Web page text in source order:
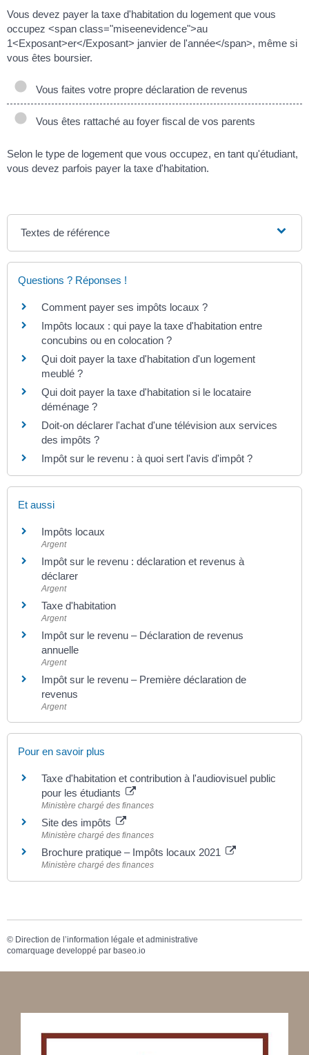
Vous devez payer la taxe d'habitation du logement que vous
occupez <span class="miseenevidence">au
1<Exposant>er</Exposant> janvier de l'année</span>, même si
vous êtes boursier.
Vous faites votre propre déclaration de revenus
Vous êtes rattaché au foyer fiscal de vos parents
Selon le type de logement que vous occupez, en tant qu'étudiant,
vous devez parfois payer la taxe d'habitation.
Textes de référence
Questions ? Réponses !
Comment payer ses impôts locaux ?
Impôts locaux : qui paye la taxe d'habitation entre
concubins ou en colocation ?
Qui doit payer la taxe d'habitation d'un logement
meublé ?
Qui doit payer la taxe d'habitation si le locataire
déménage ?
Doit-on déclarer l'achat d'une télévision aux services
des impôts ?
Impôt sur le revenu : à quoi sert l'avis d'impôt ?
Et aussi
Impôts locaux
Argent
Impôt sur le revenu : déclaration et revenus à
déclarer
Argent
Taxe d'habitation
Argent
Impôt sur le revenu – Déclaration de revenus
annuelle
Argent
Impôt sur le revenu – Première déclaration de
revenus
Argent
Pour en savoir plus
Taxe d'habitation et contribution à l'audiovisuel public
pour les étudiants
Ministère chargé des finances
Site des impôts
Ministère chargé des finances
Brochure pratique – Impôts locaux 2021
Ministère chargé des finances
© Direction de l’information légale et administrative
comarquage developpé par baseo.io